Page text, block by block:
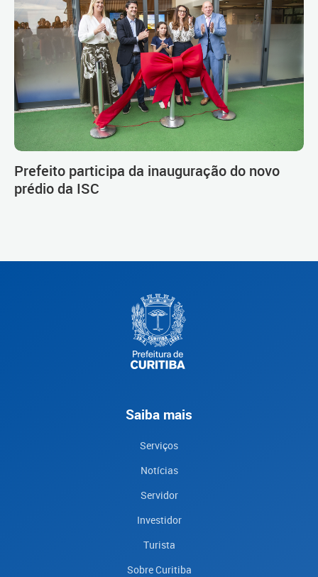
Prefeito participa da inauguração do novo
prédio da ISC
Saiba mais
Serviços
Notícias
Servidor
Investidor
Turista
Sobre Curitiba